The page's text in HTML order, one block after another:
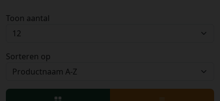
Toon aantal
Sorteren op
Contact
Wachtwoord
Bestellingen